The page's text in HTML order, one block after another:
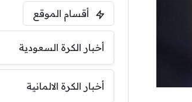
فرينتسفاروشي
مباراة
أقسام الموقع
أخبار الكرة السعودية
أخبار الكرة الالمانية